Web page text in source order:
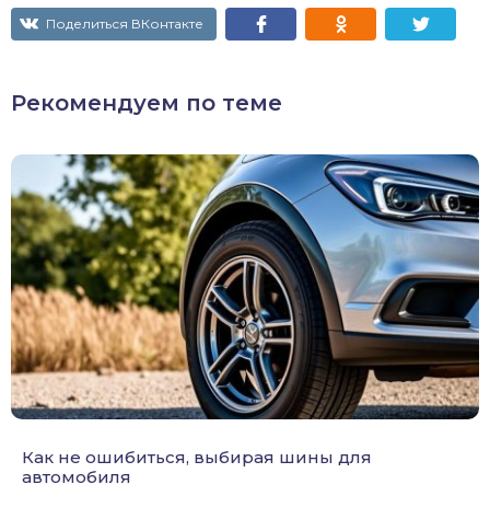
Поделиться ВКонтакте
Рекомендуем по теме
Как не ошибиться, выбирая шины для
автомобиля